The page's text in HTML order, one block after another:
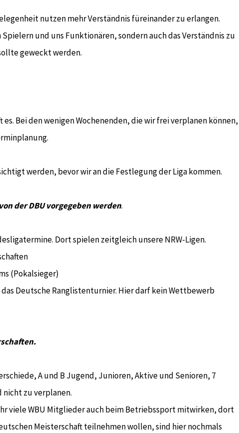
nutzen mehr Verständnis füreinander zu erlangen.
und uns Funktionären, sondern auch das Verständnis zu
geweckt werden.
es. Bei den wenigen Wochenenden, die wir frei verplanen können,
werden, bevor wir an die Festlegung der Liga kommen.
der DBU vorgegeben werden.
Dort spielen zeitgleich unsere NRW-Ligen.
(Pokalsieger)
Deutsche Ranglistenturnier. Hier darf kein Wettbewerb
A und B Jugend, Junioren, Aktive und Senioren, 7
nicht zu verplanen.
viele WBU Mitglieder auch beim Betriebssport mitwirken, dort
Meisterschaft teilnehmen wollen, sind hier nochmals